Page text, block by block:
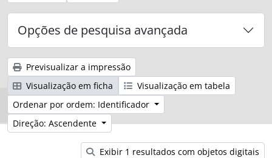
Opções de pesquisa avançada
Previsualizar a impressão
Visualização em ficha
Visualização em tabela
Ordenar por ordem: Identificador
Direção: Ascendente
Exibir 1 resultados com objetos digitais